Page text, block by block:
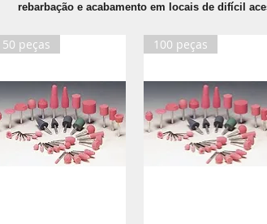
rebarbação e acabamento em locais de difícil
50 peças 100 peças